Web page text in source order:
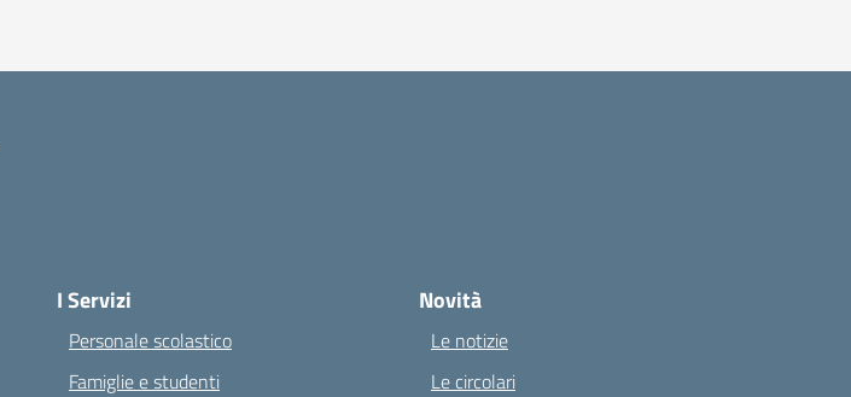
I Servizi
Personale scolastico
Famiglie e studenti
Novità
Le notizie
Le circolari